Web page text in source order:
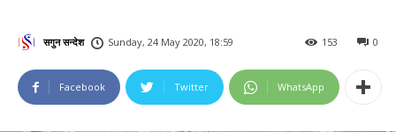
सगुन सन्देश Sunday, 24 May 2020, 18:59 0
153
Facebook Twitter WhatsApp